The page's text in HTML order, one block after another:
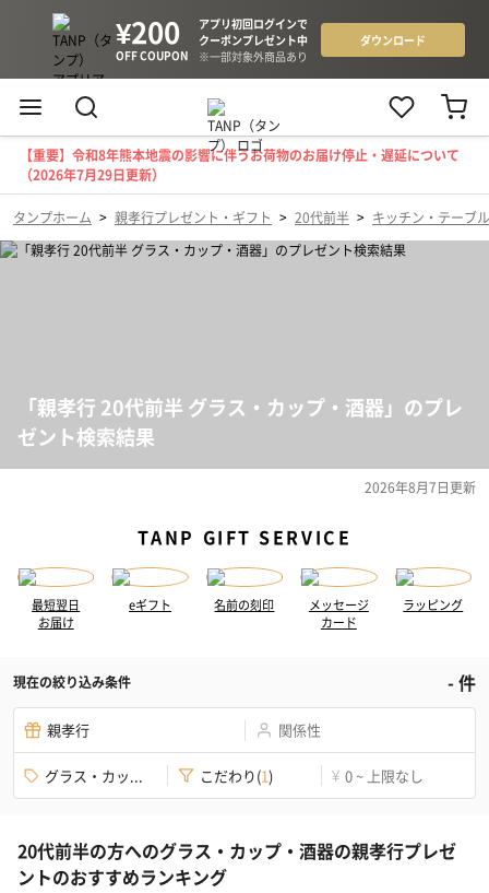
【重要】令和8年熊本地震の影響に伴うお荷物のお届け停止・遅延について
（2026年7月29日更新）
タンプホーム > 親孝行プレゼント・ギフト > 20代前半 > キッチン・テーブ
「親孝行 20代前半 グラス・カップ・酒器」のプレ
ゼント検索結果
2026年8月7日更新
TANP GIFT SERVICE
最短翌日
お届け
eギフト 名前の刻印
メッセージ
カード
ラッピング
現在の絞り込み条件 -件
親孝行 関係性
グラス・カッ... こだわり(1) ¥ 0 ~ 上限なし
20代前半の方へのグラス・カップ・酒器の親孝行プレゼ
ントのおすすめランキング